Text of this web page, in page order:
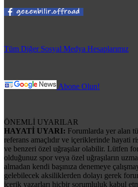
Tüm Diğer Sosyal Medya Hesaplarımız
Abone Olun!
ÖNEMLİ UYARILAR
HAYATİ UYARI: Forumlarda yer alan
referans amaçlıdır ve içeriklerinde hayati
ve benzeri özel uğraşılar olabilir. Lütfen
olduğunuz spor veya özel uğraşıların
almadan kendi başınıza denemeye
gelebilecek aksiliklerden dolayı gerek
içerik yazarları hiçbir sorumluluk kabul